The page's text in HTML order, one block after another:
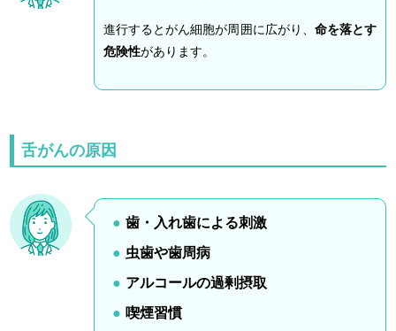
進行するとがん細胞が周囲に広がり、 命を落とす
危険性があります。
舌がんの原因
歯・入れ歯による刺激
虫歯や歯周病
アルコールの過剰摂取
喫煙習慣